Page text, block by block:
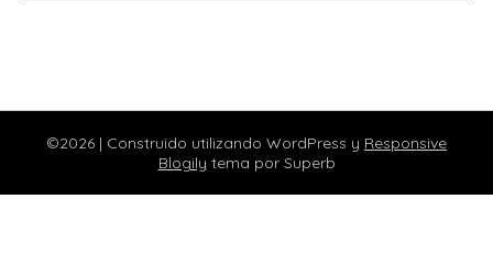
©2026 | Construido utilizando WordPress y Responsive
Blogily tema por Superb